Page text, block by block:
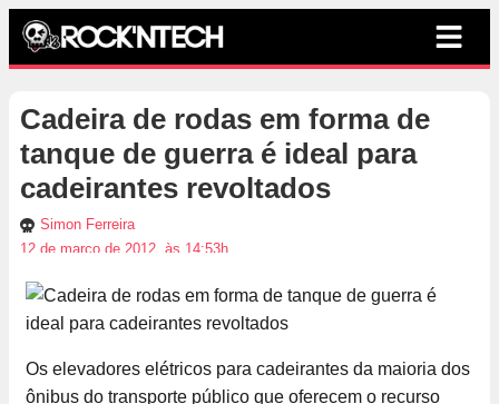
Cadeira de rodas em forma de
tanque de guerra é ideal para
cadeirantes revoltados
Simon Ferreira
12 de março de 2012, às 14:53h
Os elevadores elétricos para cadeirantes da maioria dos
ônibus do transporte público que oferecem o recurso